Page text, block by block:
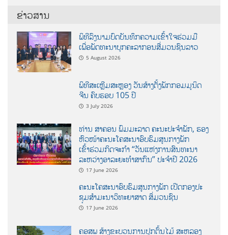
ຂ່າວສານ
ພິທີລົງນາມບົດບັນທຶກຄວາມເຂົ້າໃຈຮ່ວມມື
ເພື່ອພັດທະນາບຸກຄະລາກອນສື່ມວນຊົນລາວ
5 August 2026
ພິທີສະເຫຼີມສະຫຼອງ ວັນສ້າງຕັ້ງພັກກອມມູນິດ
ຈີນ ຄົບຮອບ 105 ປີ
3 July 2026
ທ່ານ ສາຄອນ ພົມມະລາດ ຄະນະປະຈໍາພັກ, ຮອງ
ຫົວໜ້າຄະນະໂຄສະນາອົບຮົມສູນກາງພັກ
ເຂົ້າຮ່ວມກິດຈະກຳ “ວັນແຫ່ງການສົນທະນາ
ລະຫວ່າງອາລະຍະທຳສາກົນ” ປະຈຳປີ 2026
17 June 2026
ຄະນະໂຄສະນາອົບຮົມສູນກາງພັກ ເປີດກອງປະ
ຊຸມສຳມະນາວິທະຍາສາດ ສຶ່ມວນຊົນ
17 June 2026
ຄອສພ ສ້າງຂະບວນການປູກຕົ້ນໄມ້ ສະຫລອງ